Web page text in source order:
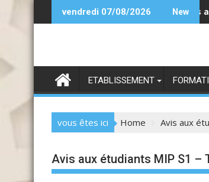
to
vendredi 07/08/2026 New
la pré-candidature pour l’accès aux filières
ETABLISSEMENT
vous êtes ici Home Avis aux
Avis aux étudiants MIP S1 –